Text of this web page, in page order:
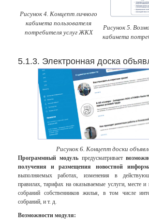
Рисунок 4. Концепт личного
кабинета пользователя
потребителя услуг ЖКХ
Рисунок 5.
кабинета
5.1.3. Электронная доска
Рисунок 6. Концепт доски
Программный модульпредусматривает
получения и размещения новостной
выполняемых работах, изменения в
правилах, тарифах на оказываемые услуги, месте и
собраний собственников жилья, в том числе
собраний, и т. д.
Возможности модуля: